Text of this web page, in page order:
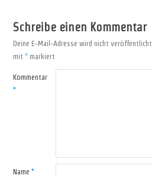
Schreibe einen Kommentar
Deine E-Mail-Adresse wird nicht veröffentlicht.
mit *markiert
Kommentar
*
Name *